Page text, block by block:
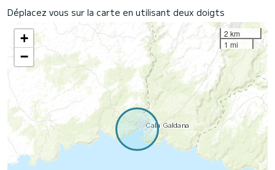
Déplacez vous sur la carte en utilisant deux doigts
+
−
2 km
1 mi